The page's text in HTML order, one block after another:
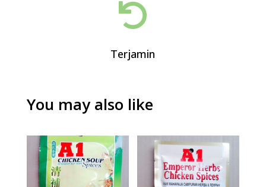

Terjamin
You may also like